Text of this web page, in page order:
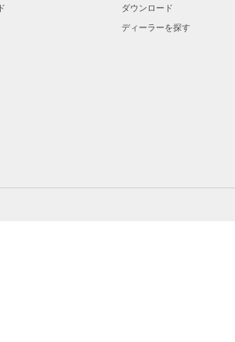
ダウンロード
ディーラーを探す